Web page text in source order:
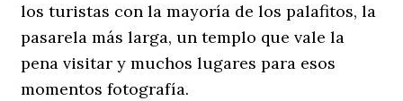
los turistas con la mayoría de los palafitos, la
pasarela más larga, un templo que vale la
pena visitar y muchos lugares para esos
momentos fotografía.